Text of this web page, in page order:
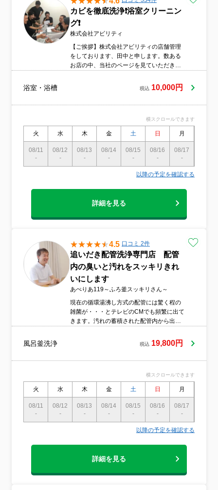
カビを徹底洗浄❗️浴室クリーニン
グ❗️
株式会社アビリティ
【ご挨拶】株式会社アビリティの店舗管理
をしております、田中と申します。数ある
お店の中、当社のページを見ていただきあ
りがとう】の為に??日々頑張っておりま
す。なんでもわからないこと、不安なこと
お伺いできないこともあるかと思います
が、皆、とても話しやすく頑張り屋です。
浴室・浴槽 税込 10,000円
横スクロールできます
火 水 木 金 土 日 月
08/11
-
08/12
-
08/13
-
08/14
-
08/15
-
08/16
-
08/17
-
以降の予定を確認する
詳細を見る
4.5 口コミ 2件
追いだき配管洗浄専門店 配管
内の臭いと汚れをスッキリきれ
いにします
あぺりあ119～ふろ釜スッキリさん～
現在の循環湯沸し方式の配管には驚く程の
雑菌が・・・とテレビのCMでも頻繁に出て
きます。汚れの蓄積された配管内から出て
ね。そこで風呂釜洗浄PROの技術保持者が
特殊洗浄法で配管内に付着する雑菌・汚れ
や給湯器を傷めることはございません。ベ
ビーメーカーも認めた洗浄技術と洗浄剤で
洗浄いたします！
風呂釜洗浄 税込 19,800円
横スクロールできます
火 水 木 金 土 日 月
08/11
-
08/12
-
08/13
-
08/14
-
08/15
-
08/16
-
08/17
-
以降の予定を確認する
詳細を見る